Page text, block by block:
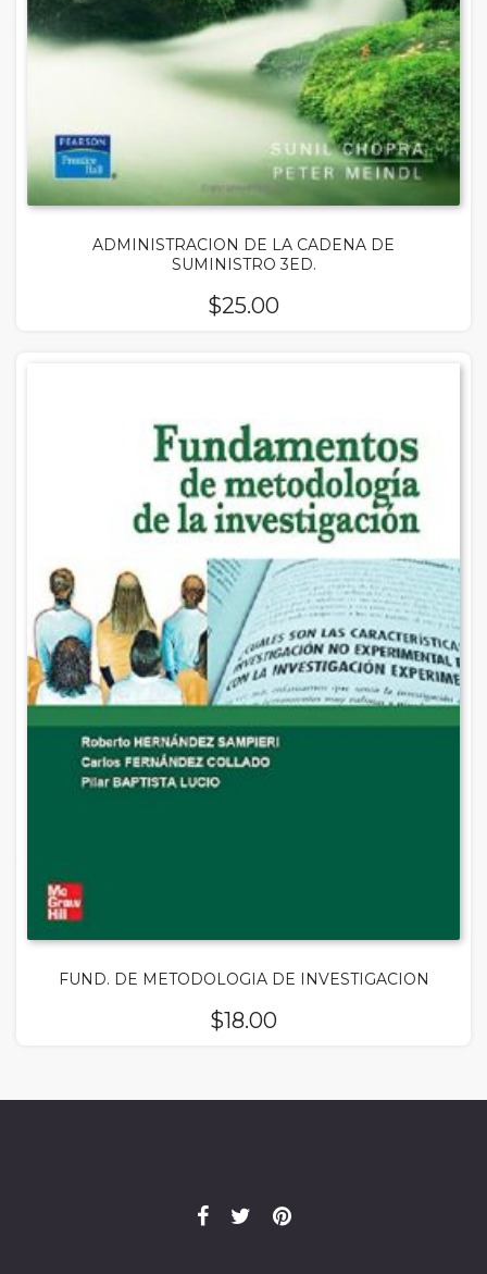
ADMINISTRACION DE LA CADENA DE
SUMINISTRO 3ED.
$25.00
FUND. DE METODOLOGIA DE INVESTIGACION
$18.00